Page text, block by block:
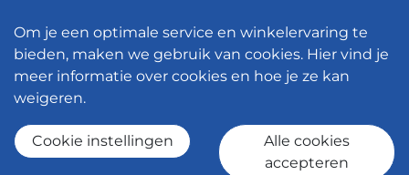
Hanglampen
Bureaustoelen
Om je een optimale service en winkelervaring te
bieden, maken we gebruik van cookies. Hier vind je
meer informatie over cookies en hoe je ze kan
weigeren.
Cookie instellingen
Alle cookies
accepteren